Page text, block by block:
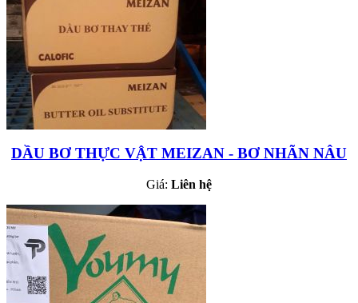
DẦU BƠ THỰC VẬT MEIZAN - BƠ NHÃN NÂU
Giá: Liên hệ